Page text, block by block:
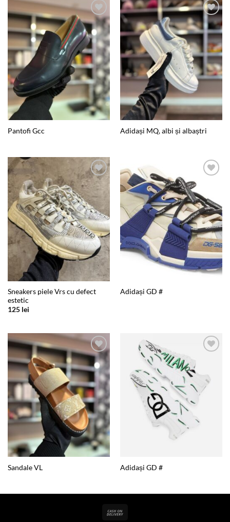
Add to
wishlist
Pantofi Gcc
Add to
wishlist
Adidași MQ, albi și albaștri
Add to
wishlist
Sneakers piele Vrs cu defect
estetic
125 lei
Adidași GD #
Add to
wishlist
Sandale VL Adidași GD #